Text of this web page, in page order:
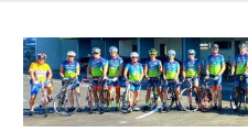
Inhalt
springen